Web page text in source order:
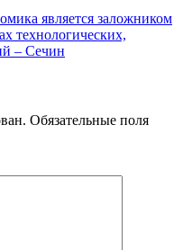
является заложником
технологических,
– Сечин
Обязательные поля